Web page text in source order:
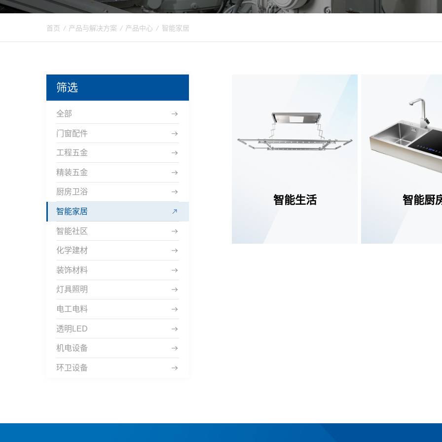
首页 / 产品与解决方案 / 产品中心 / 智能家居
筛选
全部
门窗配件
工程五金
精装五金
厨房卫浴
智能家居
智能社区
化学建材
装饰材料
灯具照明
电工电料
透明LED
机电设备
环卫设备
智能生活 智能厨